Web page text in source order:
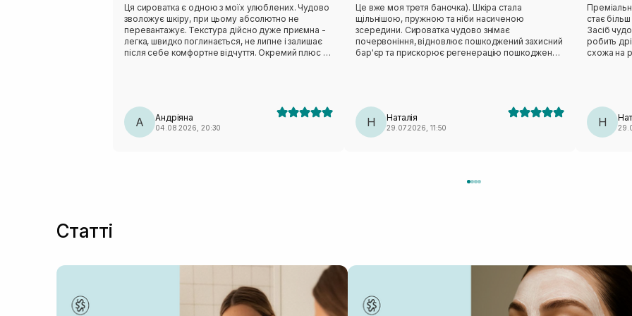
Ця сироватка є одною з моїх улюблених. Чудово
зволожує шкіру, при цьому абсолютно не
перевантажує. Текстура дійсно дуже приємна -
легка, швидко поглинається, не липне і залишає
після себе комфортне відчуття. Окремий плюс -
що цю версію знімають з виробництва, але вже
чекаю на оновлену формулу, по опису вона теж
мала би підійти моїй шкірі🥹
А Андріяна
04.08.2026, 20:30
Це вже моя третя баночка). Шкіра стала
щільнішою, пружною та ніби насиченою
зсередини. Сироватка чудово знімає
почервоніння, відновлює пошкоджений захисний
бар'єр та прискорює регенерацію пошкоджень.
Н Наталія
29.07.2026, 11:50
стає
Засіб
робить
схожа на
Н
Статті